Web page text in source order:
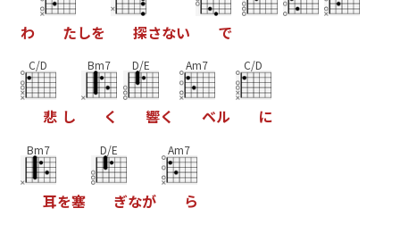
わ たしを 探さない で
C/D
悲 し
Bm7
く
D/E
響く
Am7
ベル
C/D
に
Bm7
耳を塞
D/E
ぎなが
Am7
ら